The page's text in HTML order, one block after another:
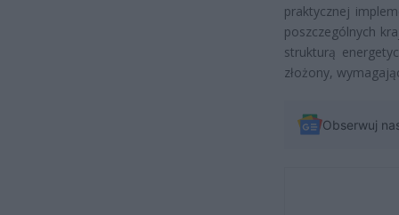
praktycznej
poszczególnych
strukturą
złożony,
Obserwuj